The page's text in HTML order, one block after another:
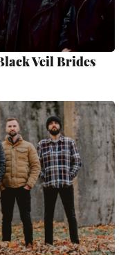
Veil Brides